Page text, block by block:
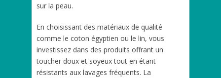
sur la peau.
En choisissant des matériaux de qualité
comme le coton égyptien ou le lin, vous
investissez dans des produits offrant un
toucher doux et soyeux tout en étant
résistants aux lavages fréquents. La